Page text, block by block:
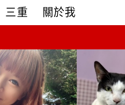
三重 關於我